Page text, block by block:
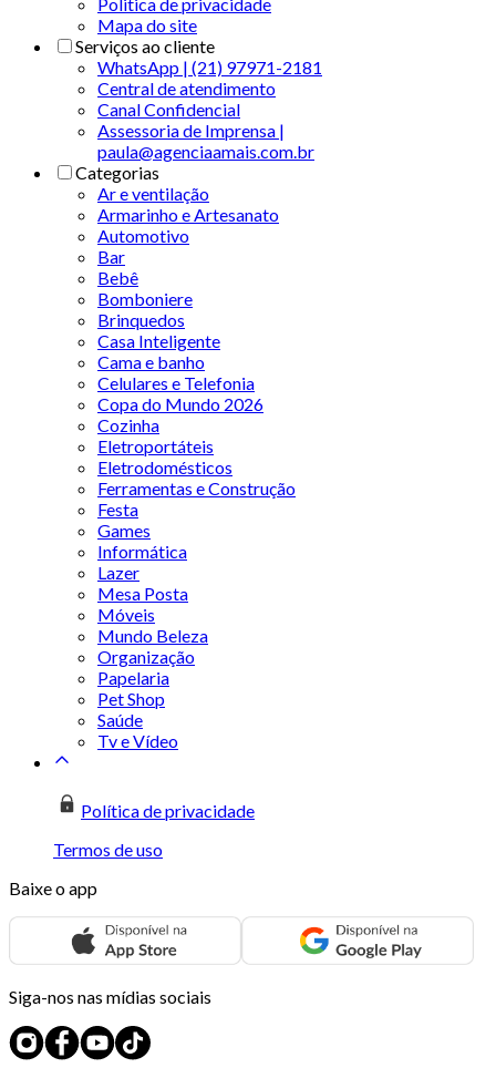
Mapa do site
Serviços ao cliente
WhatsApp | (21) 97971-2181
Central de atendimento
Canal Confidencial
Assessoria de Imprensa |
paula@agenciaamais.com.br
Categorias
Ar e ventilação
Armarinho e Artesanato
Automotivo
Bar
Bebê
Bomboniere
Brinquedos
Casa Inteligente
Cama e banho
Celulares e Telefonia
Copa do Mundo 2026
Cozinha
Eletroportáteis
Eletrodomésticos
Ferramentas e Construção
Festa
Games
Informática
Lazer
Mesa Posta
Móveis
Mundo Beleza
Organização
Papelaria
Pet Shop
Saúde
Tv e Vídeo
Política de privacidade
Termos de uso
Baixe o app
Siga-nos nas mídias sociais